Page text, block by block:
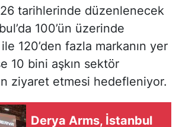
tarihlerinde düzenlenecek
100’ün üzerinde
ile 120’den fazla markanın yer
10 bini aşkın sektör
ziyaret etmesi hedefleniyor.
Derya Arms, İstanbul